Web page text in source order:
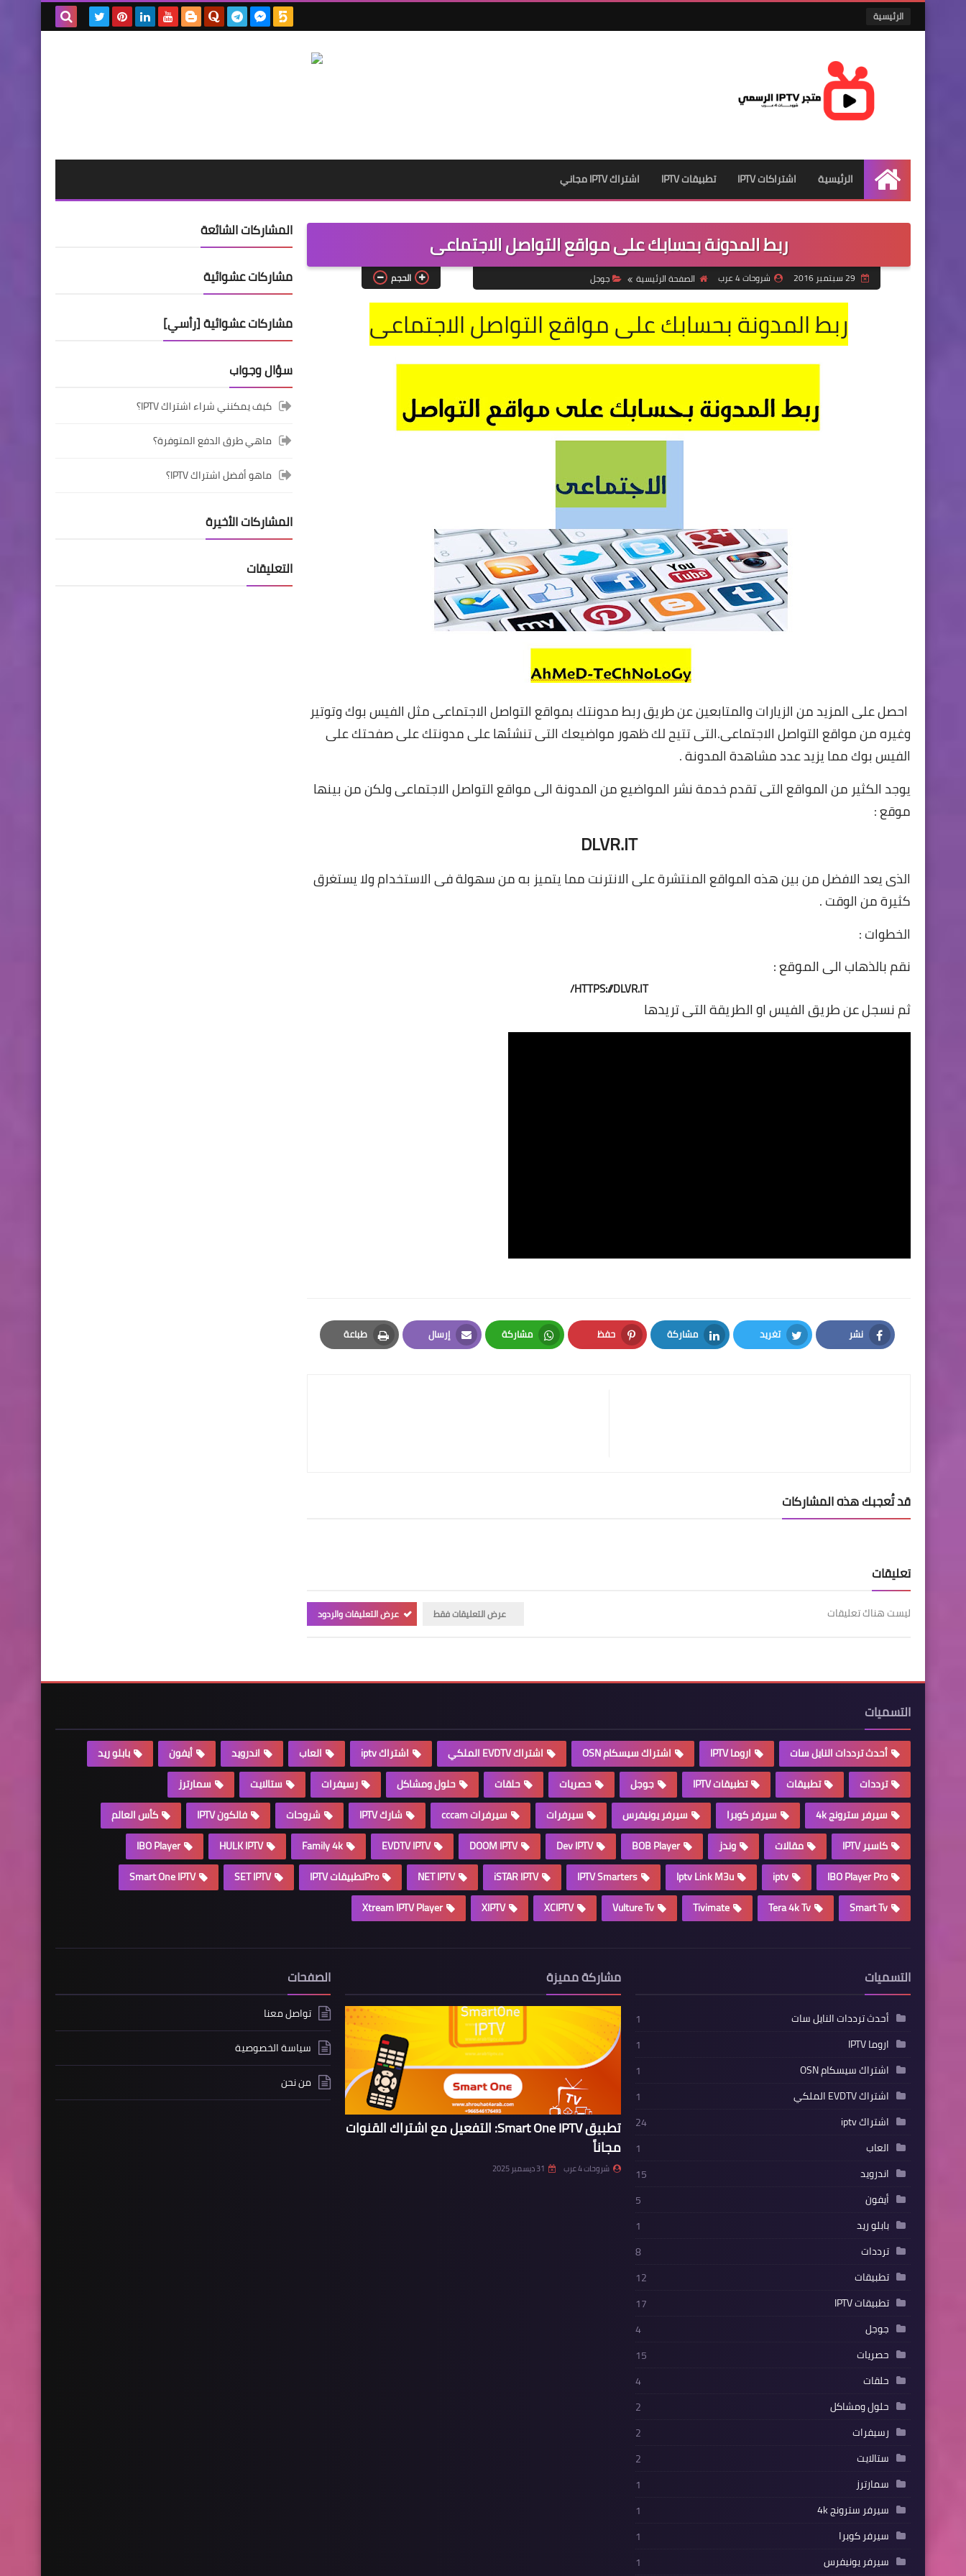
الرئيسية
الرئيسية
الرئيسية اشتراكات IPTV تطبيقات IPTV اشتراك IPTV مجاني
ربط المدونة بحسابك على مواقع التواصل الاجتماعى
شروحات 4 عرب الصفحة الرئيسية جوجل الحجم
ربط المدونة بحسابك على مواقع التواصل الاجتماعى
احصل على المزيد من الزيارات والمتابعين عن طريق ربط مدونتك بمواقع التواصل الاجتماعى مثل الفيس بوك وتوتير
وغيره من مواقع التواصل الاجتماعى.التى تتيح لك ظهور مواضيعك التى تنشئها على مدونتك على صفحتك على
الفيس بوك مما يزيد عدد مشاهدة المدونة .
يوجد الكثير من المواقع التى تقدم خدمة نشر المواضيع من المدونة الى مواقع التواصل الاجتماعى ولكن من بينها
موقع :
DLVR.IT
الذى يعد الافضل من بين هذه المواقع المنتشرة على الانترنت مما يتميز به من سهولة فى الاستخدام ولا يستغرق
كثيرة من الوقت .
الخطوات :
نقم بالذهاب الى الموقع :
HTTPS://DLVR.IT/
ثم نسجل عن طريق الفيس او الطريقة التى تريدها
نشر
Facebook
تغريد
Twitter
مشاركة
LinkedIn
حفظ
Pinterest
مشاركة
Whatsapp
إرسال
Email
طباعة
Print
قد تُعجبك هذه المشاركات
تعليقات
ليست هناك تعليقات عرض التعليقات فقط عرض التعليقات والردود
المشاركات الشائعة
مشاركات عشوائية
مشاركات عشوائية [رأسي]
سؤال وجواب
كيف يمكنني شراء اشتراك IPTV؟
ماهي طرق الدفع المتوفرة؟
ماهو أفضل اشتراك IPTV؟
المشاركات الأخيرة
التعليقات
التسميات
أحدث ترددات النايل سات اروما IPTV اشتراك سيسكام OSN اشتراك EVDTV الملكي اشتراك iptv العاب اندرويد أيفون
بابلو ريد
ترددات
تطبيقات تطبيقات IPTV جوجل حصريات حلقات حلول ومشاكل رسيفرات ستالايت
سمارترز
سيرفر سترونج 4k
سيرفر كوبرا سيرفر يونيفرس سيرفرات سيرفرات cccam شارك IPTV شروحات فالكون IPTV
كأس العالم
كاسبر IPTV
مقالات وندز BOB Player
Dev IPTV
DOOM IPTV
EVDTV IPTV
Family 4k
HULK IPTV
IBO Player
IBO Player Pro
iptv
Iptv Link M3u
IPTV Smarters
iSTAR IPTV
NET IPTV Proتطبيقات IPTV SET IPTV
Smart One IPTV
Smart Tv
Tera 4k Tv
Tivimate
Vulture Tv
XCIPTV
XIPTV
Xtream IPTV Player
التسميات
أحدث ترددات النايل سات
1
اروما IPTV
1
اشتراك سيسكام OSN
1
اشتراك EVDTV الملكي
1
اشتراك iptv
24
العاب
1
اندرويد
15
أيفون
5
بابلو ريد
1
ترددات
8
تطبيقات
12
تطبيقات IPTV
17
جوجل
4
حصريات
15
حلقات
4
حلول ومشاكل
2
رسيفرات
2
ستالايت
2
سمارترز
1
سيرفر سترونج 4k
1
سيرفر كوبرا
1
سيرفر يونيفرس
1
مشاركة مميزة
تطبيق Smart One IPTV: التفعيل مع اشتراك القنوات
مجاناً
شروحات 4 عرب 31 ديسمبر 2025
الصفحات
تواصل معنا
سياسة الخصوصية
من نحن